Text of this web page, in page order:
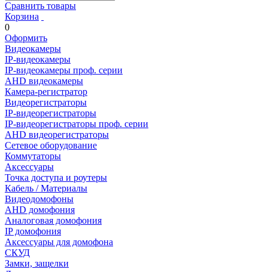
Сравнить товары
Корзина
0
Оформить
Видеокамеры
IP-видеокамеры
IP-видеокамеры проф. серии
AHD видеокамеры
Камера-регистратор
Видеорегистраторы
IP-видеорегистраторы
IP-видеорегистраторы проф. серии
AHD видеорегистраторы
Сетевое оборудование
Коммутаторы
Аксессуары
Точка доступа и роутеры
Кабель / Материалы
Видеодомофоны
AHD домофония
Аналоговая домофония
IP домофония
Аксессуары для домофона
СКУД
Замки, защелки